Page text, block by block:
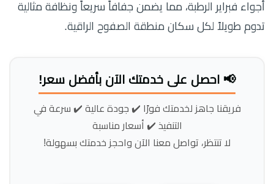
أجواء فبراير الرطبة، مما يضمن جفافاً سريعاً ونظافة مثالية
تدوم طويلاً لكل سكان منطقة الصفوح الراقية.
📢 احصل على خدمتك الآن بأفضل سعر!
فريقنا جاهز لخدمتك فورًا ✔️ جودة عالية ✔️ سرعة في
التنفيذ ✔️ أسعار مناسبة
لا تنتظر، تواصل معنا الآن واحجز خدمتك بسهولة!